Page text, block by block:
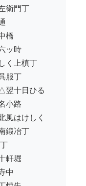
衛門丁
橋
ッ時
く上槙丁
服丁
翌十日ひる
小路
風はけしく
鍛冶丁
軒堀
中